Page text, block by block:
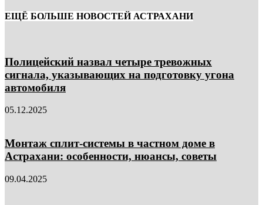
ЕЩЁ БОЛЬШЕ НОВОСТЕЙ АСТРАХАНИ
Полицейский назвал четыре тревожных
сигнала, указывающих на подготовку угона
автомобиля
05.12.2025
Монтаж сплит-системы в частном доме в
Астрахани: особенности, нюансы, советы
09.04.2025